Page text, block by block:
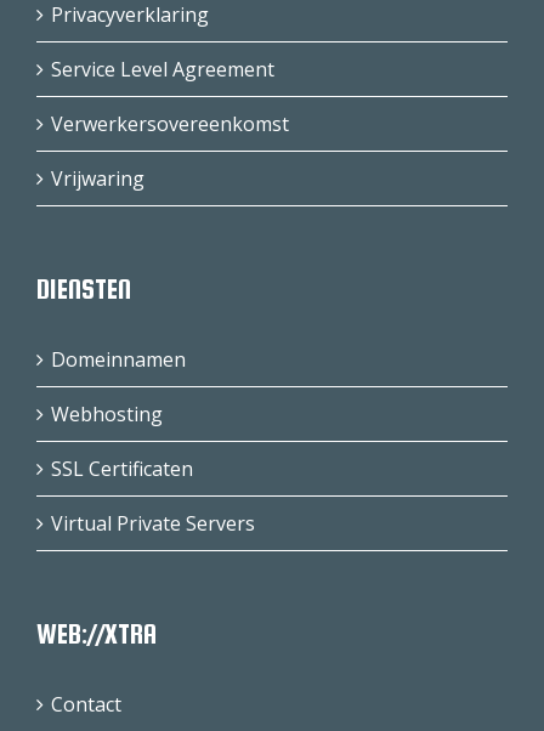
Privacyverklaring
Service Level Agreement
Verwerkersovereenkomst
Vrijwaring
DIENSTEN
Domeinnamen
Webhosting
SSL Certificaten
Virtual Private Servers
WEB://XTRA
Contact